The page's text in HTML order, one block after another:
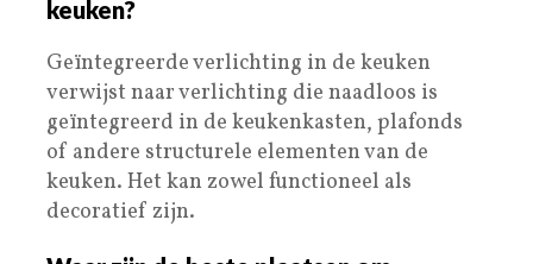
keuken?
Geïntegreerde verlichting in de keuken
verwijst naar verlichting die naadloos is
geïntegreerd in de keukenkasten, plafonds
of andere structurele elementen van de
keuken. Het kan zowel functioneel als
decoratief zijn.